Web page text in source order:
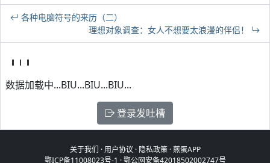
各种电脑符号的来历（二）
理想对象调查：女人不想要太浪漫的伴侣！
数据加载中...BIU...BIU...BIU...
登录发吐槽
关于我们 ·用户协议 · 隐私政策·煎蛋APP
鄂ICP备11008023号-1 ·鄂公网安备42018502002747号